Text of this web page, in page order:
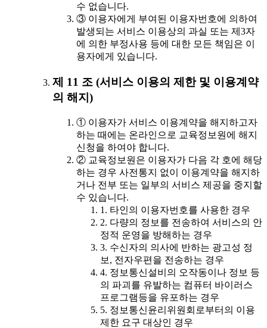
수 없습니다.
③ 이용자에게 부여된 이용자번호에 의하여
발생되는 서비스 이용상의 과실 또는 제3자
에 의한 부정사용 등에 대한 모든 책임은 이
용자에게 있습니다.
제 11 조 (서비스 이용의 제한 및 이용계약
의 해지)
① 이용자가 서비스 이용계약을 해지하고자
하는 때에는 온라인으로 교육정보원에 해지
신청을 하여야 합니다.
② 교육정보원은 이용자가 다음 각 호에 해당
하는 경우 사전통지 없이 이용계약을 해지하
거나 전부 또는 일부의 서비스 제공을 중지할
수 있습니다.
1. 타인의 이용자번호를 사용한 경우
2. 다량의 정보를 전송하여 서비스의 안
정적 운영을 방해하는 경우
3. 수신자의 의사에 반하는 광고성 정
보, 전자우편을 전송하는 경우
4. 정보통신설비의 오작동이나 정보 등
의 파괴를 유발하는 컴퓨터 바이러스
프로그램등을 유포하는 경우
5. 정보통신윤리위원회로부터의 이용
제한 요구 대상인 경우